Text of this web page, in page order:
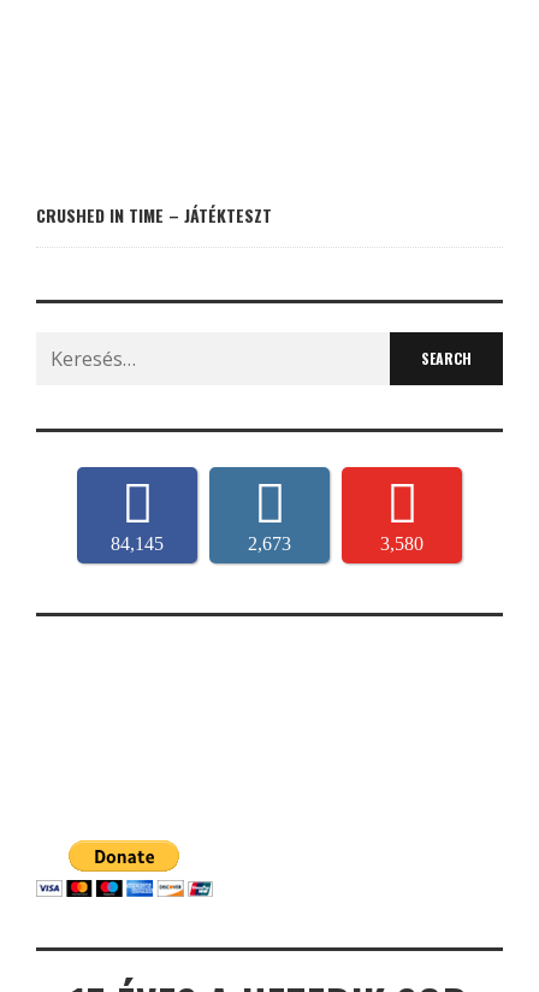
CRUSHED IN TIME – JÁTÉKTESZT
Search
for:
84,145 2,673 3,580